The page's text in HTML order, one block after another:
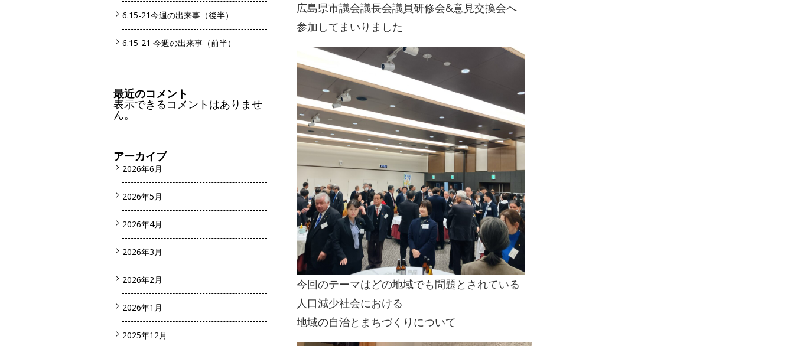
広島県市議会議長会議員研修会&意見交換会へ
参加してまいりました
今回のテーマはどの地域でも問題とされている
人口減少社会における
地域の自治とまちづくりについて
6.15-21今週の出来事（後半）
6.15-21 今週の出来事（前半）
最近のコメント
表示できるコメントはありませ
ん。
アーカイブ
2026年6月
2026年5月
2026年4月
2026年3月
2026年2月
2026年1月
2025年12月